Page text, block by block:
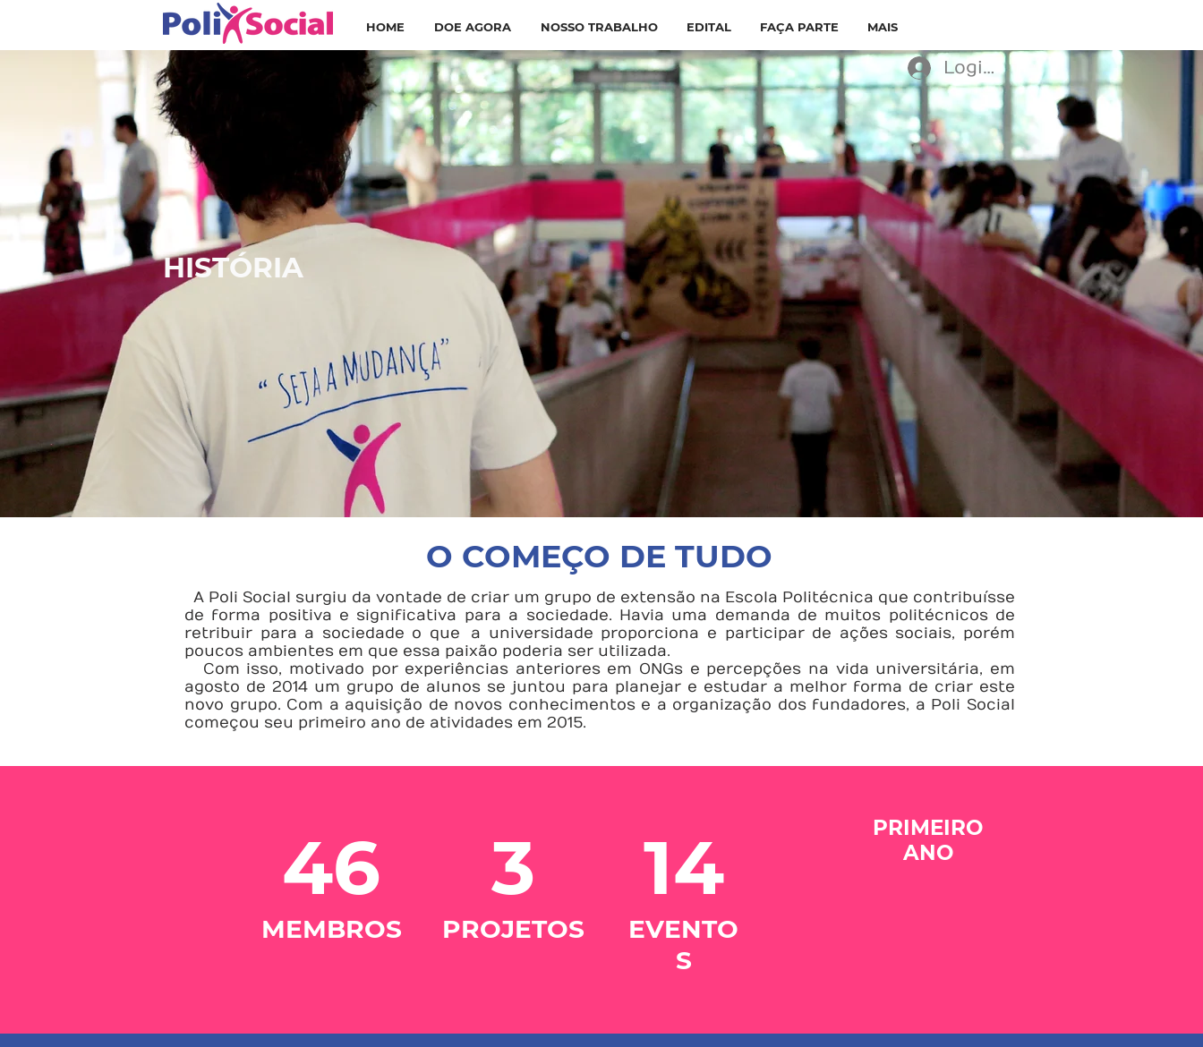
HOME DOE AGORA NOSSO TRABALHO EDITAL FAÇA PARTE MAIS
Login
hISTORIA
HISTÓRIA
O COMEÇO DE TUDO
A Poli Social surgiu da vontade de criar um grupo de extensão na Escola Politécnica que contribuísse
de forma positiva e significativa para a sociedade. Havia uma demanda de muitos politécnicos de
retribuir para a sociedade o que a universidade proporciona e participar de ações sociais, porém
poucos ambientes em que essa paixão poderia ser utilizada.
Com isso, motivado por experiências anteriores em ONGs e percepções na vida universitária, em
agosto de 2014 um grupo de alunos se juntou para planejar e estudar a melhor forma de criar este
novo grupo. Com a aquisição de novos conhecimentos e a organização dos fundadores, a Poli Social
começou seu primeiro ano de atividades em 2015.
46
MEMBROS
3
PROJETOS
14
EVENTO
S
PRIMEIRO
ANO